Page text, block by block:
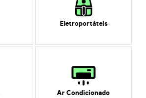
Eletroportáteis
Ar Condicionado